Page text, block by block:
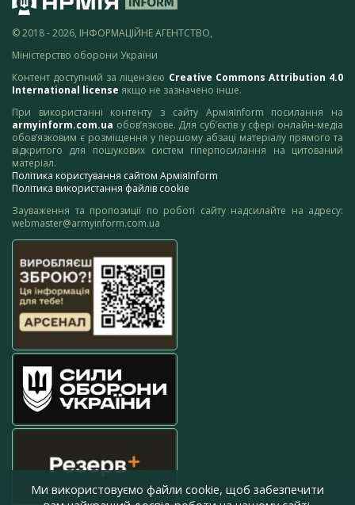
© 2018 - 2026, ІНФОРМАЦІЙНЕ АГЕНТСТВО,
Міністерство оборони України
Контент доступний за ліцензією Creative Commons Attribution 4.0
International license якщо не зазначено інше.
При використанні контенту з сайту АрміяInform посилання на
armyinform.com.ua обов’язкове. Для суб’єктів у сфері онлайн-медіа
обов’язковим є розміщення у першому абзаці матеріалу прямого та
відкритого для пошукових систем гіперпосилання на цитований
матеріал.
Політика користування сайтом АрміяInform
Політика використання файлів cookie
Зауваження та пропозиції по роботі сайту надсилайте на адресу:
webmaster@armyinform.com.ua
Ми використовуємо файли cookie, щоб забезпечити